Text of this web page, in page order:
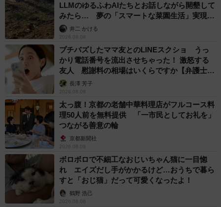
LLMのゆるふわAIたちとお話しながら開墾して
みたら… 夢の「スマートな菜園生活」実現な
るか井二 かける
2026.08.08
プチバズしたママ友とのLINEスクショ うっ
かり電話番号を流出させちゃった！ 激怒する
友人 慰謝料の相場はいくらですか【弁護士が
解説】長澤 芳子
2026.08.08
太っ腹！京都の老舗中華料理店がフルコース料
理50人前を無料提供 「一市民としてお礼を」
つながる善意の輪
京都新聞社
2026.08.08
ボロボロで不細工なおじいちゃん猫に一目惚
れ エイズだし手がかかるけど…おうちで暮ら
すと「おじ猫」だって可愛くなったよ！
鶴野 浩己
2026.08.08